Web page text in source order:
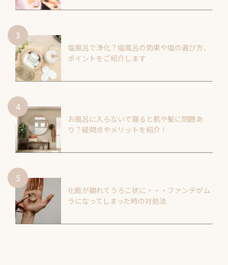
塩風呂で浄化？塩風呂の効果や塩の選び方、
ポイントをご紹介します
お風呂に入らないで寝ると肌や髪に問題あ
り？疑問点やメリットを紹介！
化粧が崩れてうろこ状に・・・ファンデがム
ラになってしまった時の対処法